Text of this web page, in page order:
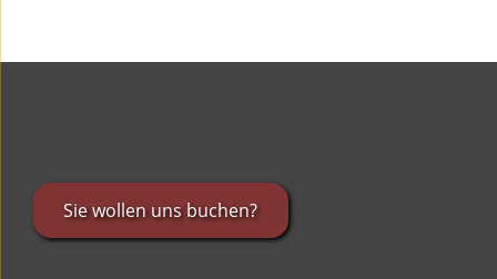
Sie wollen uns buchen?